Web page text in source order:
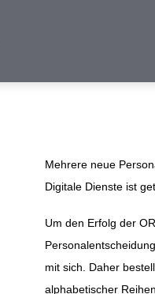
Mehrere neue
Digitale Dienste ist
Um den Erfolg der
mit sich. Daher
alphabetischer